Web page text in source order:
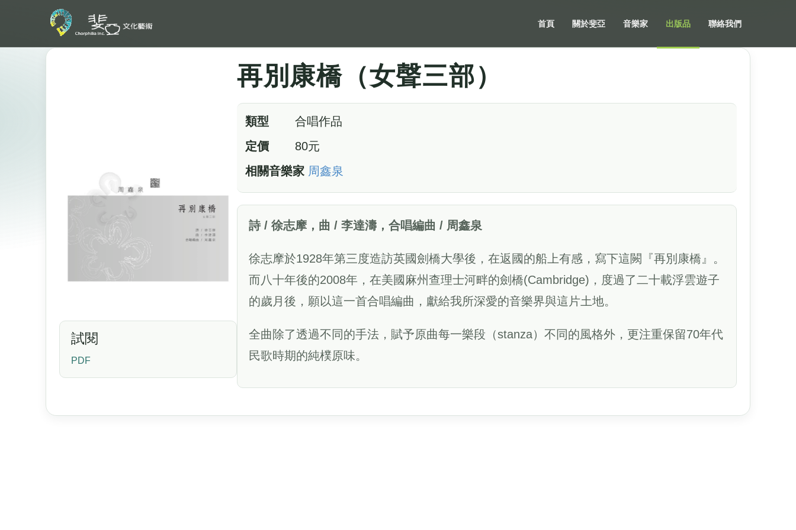
首頁 關於斐亞 音樂家 出版品 聯絡我們
試閱
PDF
再別康橋（女聲三部）
類型
合唱作品
定價
80元
相關音樂家 周鑫泉
詩 / 徐志摩，曲 / 李達濤，合唱編曲 / 周鑫泉
徐志摩於1928年第三度造訪英國劍橋大學後，在返國的船上有感，寫下這闕『再別康橋』。
而八十年後的2008年，在美國麻州查理士河畔的劍橋(Cambridge)，度過了二十載浮雲遊子
的歲月後，願以這一首合唱編曲，獻給我所深愛的音樂界與這片土地。
全曲除了透過不同的手法，賦予原曲每一樂段（stanza）不同的風格外，更注重保留70年代
民歌時期的純樸原味。